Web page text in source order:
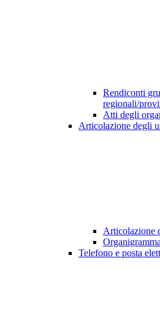
Rendiconti
regionali/
Atti degli
Articolazione degli
Articolazione
Organigramma
Telefono e posta